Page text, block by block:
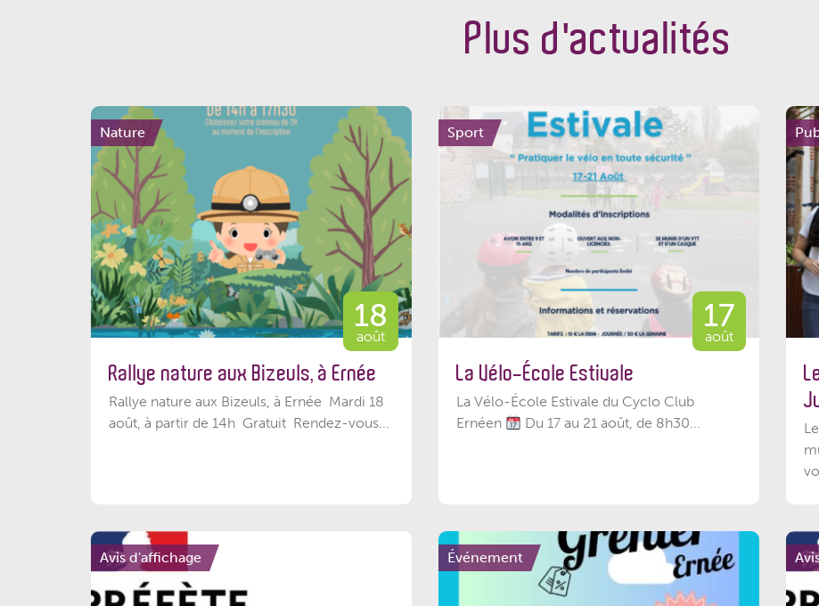
Plus d'actualités
Nature
18
août
Rallye nature aux Bizeuls, à Ernée
Rallye nature aux Bizeuls, à Ernée Mardi 18
août, à partir de 14h Gratuit Rendez-vous...
Sport
17
août
La Vélo-École Estivale
La Vélo-École Estivale du Cyclo Club
Ernéen
Du 17 au 21 août, de 8h30...
Avis d'affichage Événement